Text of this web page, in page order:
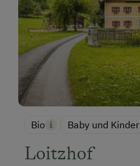
Bio Baby und Kinder
Loitzhof